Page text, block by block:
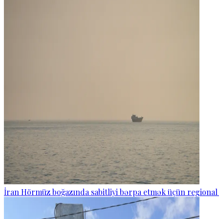
İran Hörmüz boğazında sabitliyi bərpa etmək üçün regional